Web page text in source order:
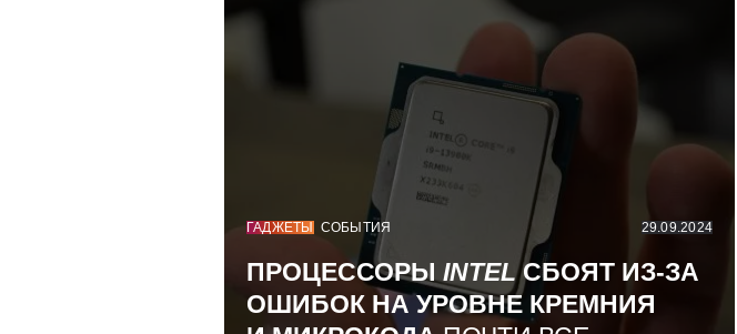
ГАДЖЕТЫ СОБЫТИЯ 29.09.2024
ПРОЦЕССОРЫ INTELСБОЯТ ИЗ-ЗА
ОШИБОК НА УРОВНЕ КРЕМНИЯ